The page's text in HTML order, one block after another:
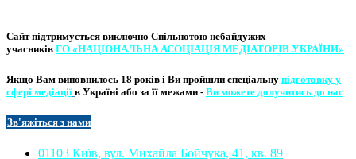
Сайт підтримується виключно Спільнотою небайдужих
учасників ГО «НАЦІОНАЛЬНА АСОЦІ​АЦІЯ МЕ​​ДІАТОРІВ УКРА​ЇНИ»
Якщо Вам виповнилось 18 років і Ви пройшли спеціальну підготовку у
сфері медіації в Україні або за її межами - Ви можете долучитись до нас
Зв'яжіться з нами​​
01103 Київ, вул. Михайла Бойчука, 41, кв. 89​